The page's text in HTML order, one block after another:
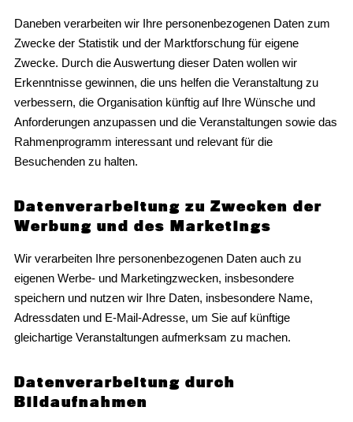
Daneben verarbeiten wir Ihre personenbezogenen Daten zum
Zwecke der Statistik und der Marktforschung für eigene
Zwecke. Durch die Auswertung dieser Daten wollen wir
Erkenntnisse gewinnen, die uns helfen die Veranstaltung zu
verbessern, die Organisation künftig auf Ihre Wünsche und
Anforderungen anzupassen und die Veranstaltungen sowie das
Rahmenprogramm interessant und relevant für die
Besuchenden zu halten.
Datenverarbeitung zu Zwecken der
Werbung und des Marketings
Wir verarbeiten Ihre personenbezogenen Daten auch zu
eigenen Werbe- und Marketingzwecken, insbesondere
speichern und nutzen wir Ihre Daten, insbesondere Name,
Adressdaten und E-Mail-Adresse, um Sie auf künftige
gleichartige Veranstaltungen aufmerksam zu machen.
Datenverarbeitung durch
Bildaufnahmen